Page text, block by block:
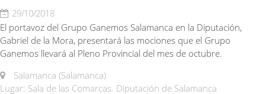
29/10/2018
El portavoz del Grupo Ganemos Salamanca en la Diputación,
Gabriel de la Mora, presentará las mociones que el Grupo
Ganemos llevará al Pleno Provincial del mes de octubre.
Salamanca (Salamanca)
Lugar: Sala de las Comarcas. Diputación de Salamanca